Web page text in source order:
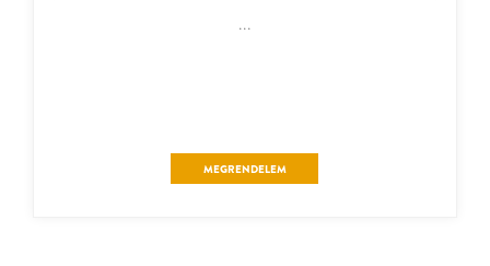
...
MEGRENDELEM